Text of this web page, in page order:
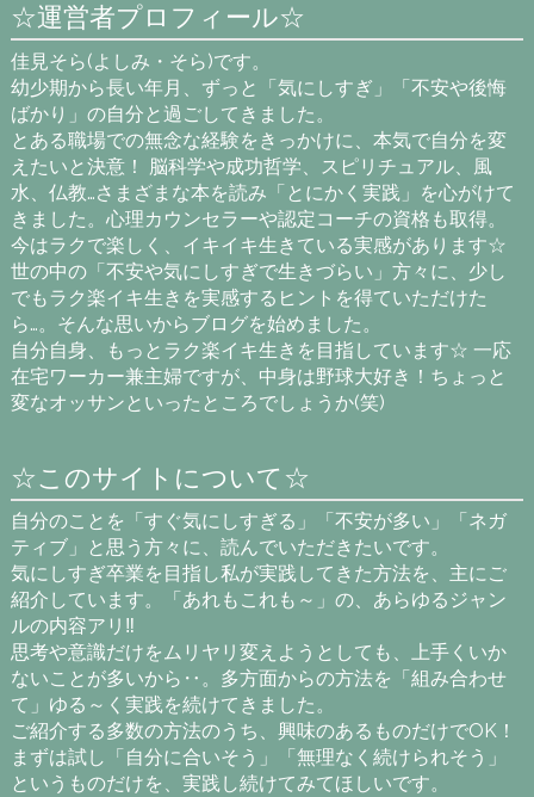
☆運営者プロフィール☆
佳見そら(よしみ・そら)です。
幼少期から長い年月、ずっと「気にしすぎ」「不安や後悔
ばかり」の自分と過ごしてきました。
とある職場での無念な経験をきっかけに、本気で自分を変
えたいと決意！ 脳科学や成功哲学、スピリチュアル、風
水、仏教…さまざまな本を読み「とにかく実践」を心がけて
きました。心理カウンセラーや認定コーチの資格も取得。
今はラクで楽しく、イキイキ生きている実感があります☆
世の中の「不安や気にしすぎで生きづらい」方々に、少し
でもラク楽イキ生きを実感するヒントを得ていただけた
ら…。そんな思いからブログを始めました。
自分自身、もっとラク楽イキ生きを目指しています☆ 一応
在宅ワーカー兼主婦ですが、中身は野球大好き！ちょっと
変なオッサンといったところでしょうか(笑)
☆このサイトについて☆
自分のことを「すぐ気にしすぎる」「不安が多い」「ネガ
ティブ」と思う方々に、読んでいただきたいです。
気にしすぎ卒業を目指し私が実践してきた方法を、主にご
紹介しています。「あれもこれも～」の、あらゆるジャン
ルの内容アリ‼
思考や意識だけをムリヤリ変えようとしても、上手くいか
ないことが多いから‥。多方面からの方法を「組み合わせ
て」ゆる～く実践を続けてきました。
ご紹介する多数の方法のうち、興味のあるものだけでOK！
まずは試し「自分に合いそう」「無理なく続けられそう」
というものだけを、実践し続けてみてほしいです。